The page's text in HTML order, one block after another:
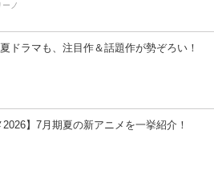
ーノ
ドラマも、注目作＆話題作が勢ぞろい！
2026】7月期夏の新アニメを一挙紹介！